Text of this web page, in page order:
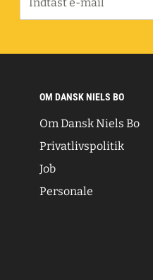
Indtast e-mail
OM DANSK NIELS BO
Om Dansk Niels Bo
Privatlivspolitik
Job
Personale